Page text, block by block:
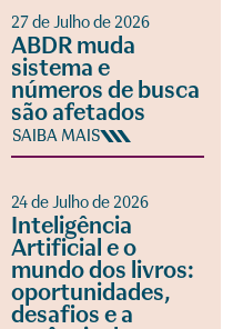
27 de Julho de 2026
ABDR muda
sistema e
números de busca
são afetados
SAIBA MAIS
24 de Julho de 2026
Inteligência
Artificial e o
mundo dos livros:
oportunidades,
desafios e a